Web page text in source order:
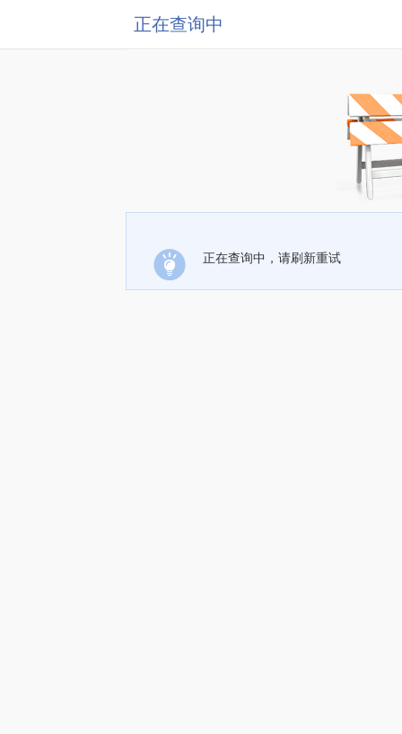
正在查询中
正在查询中，请刷新重试